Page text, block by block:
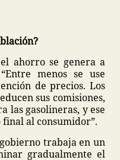
ahorro se genera a
menos se use
de precios. Los
sus comisiones,
las gasolineras, y ese
al consumidor”.
trabaja en un
gradualmente el